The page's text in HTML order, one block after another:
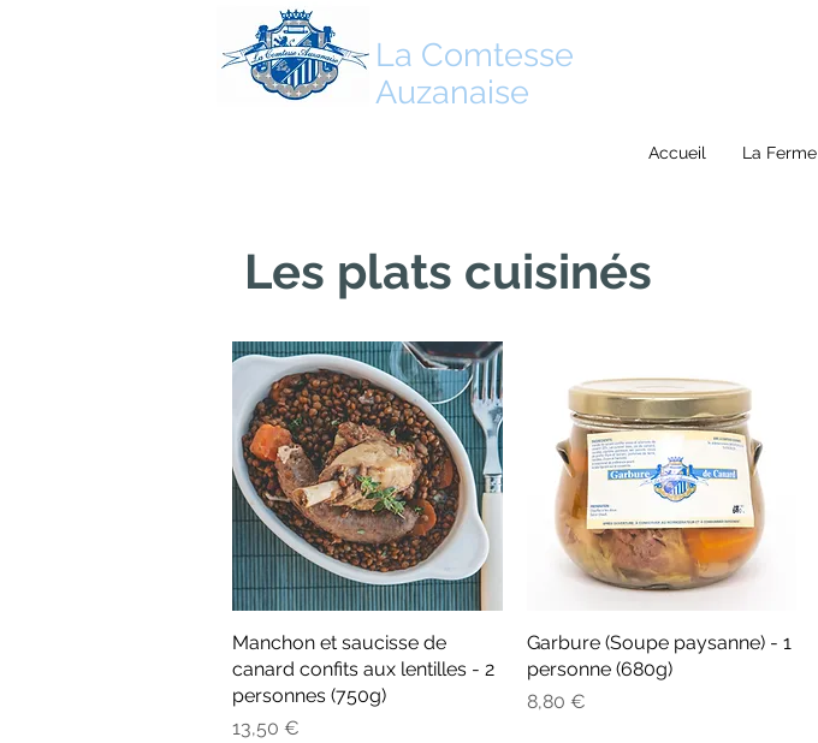
La Comtesse
Auzanaise
Accueil La Ferme
Les plats cuisinés
Aperçu rapide
Manchon et saucisse de
canard confits aux lentilles - 2
personnes (750g)
Prix
13,50 €
Aperçu rapide
Garbure (Soupe paysanne) - 1
personne (680g)
Prix
8,80 €